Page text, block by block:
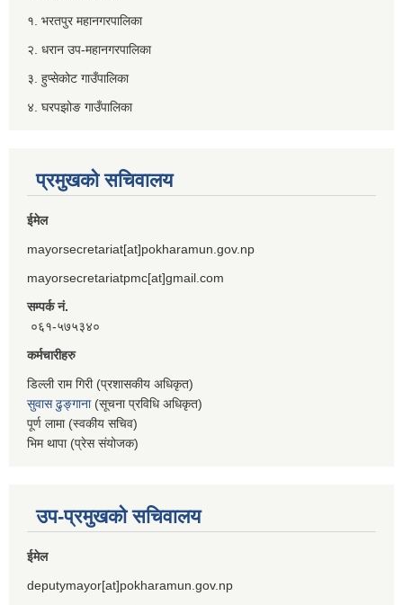
१. भरतपुर महानगरपालिका
२. धरान उप-महानगरपालिका
३. हुप्सेकोट गाउँपालिका
४. घरपझोङ गाउँपालिका
प्रमुखको सचिवालय
ईमेल
mayorsecretariat[at]pokharamun.gov.np
mayorsecretariatpmc[at]gmail.com
सम्पर्क नं.
०६१-५७५३४०
कर्मचारीहरु
डिल्ली राम गिरी (प्रशासकीय अधिकृत)
सुवास ढुङ्गाना(सूचना प्रविधि अधिकृत)
पूर्ण लामा (स्वकीय सचिव)
भिम थापा (प्रेस संयोजक)
उप-प्रमुखको सचिवालय
ईमेल
deputymayor[at]pokharamun.gov.np